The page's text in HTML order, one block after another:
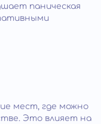
паническая
мест, где можно
Это влияет на